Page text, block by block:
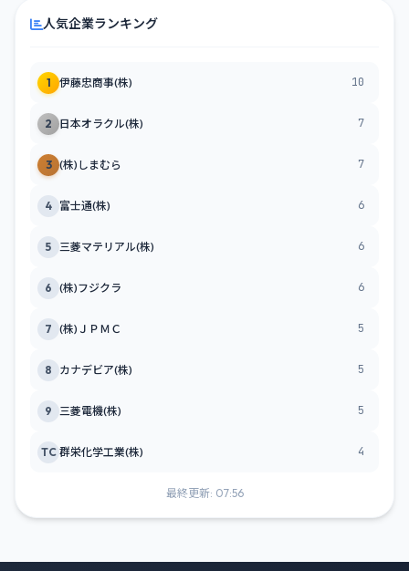
人気企業ランキング
1 伊藤忠商事(株) 10
2 日本オラクル(株) 7
3 (株)しまむら 7
4 富士通(株) 6
5 三菱マテリアル(株) 6
6 (株)フジクラ 6
7 (株)ＪＰＭＣ 5
8 カナデビア(株) 5
9 三菱電機(株) 5
TC 群栄化学工業(株) 4
最終更新: 07:56